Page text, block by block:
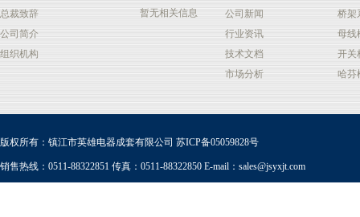
总裁致辞
公司简介
组织机构
暂无相关信息
公司新闻
行业资讯
技术文档
市场分析
桥架
母线
开关
哈芬
版权所有：镇江市英雄电器成套有限公司 苏ICP备05059828号
销售热线：0511-88322851 传真：0511-88322850 E-mail： sales@jsyxjt.com